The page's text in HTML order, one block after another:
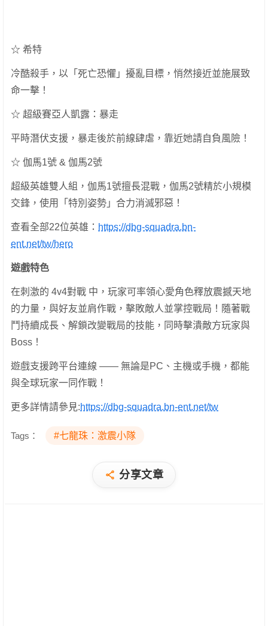
☆ 希特
冷酷殺手，以「死亡恐懼」擾亂目標，悄然接近並施展致
命一擊！
☆ 超級賽亞人凱露：暴走
平時潛伏支援，暴走後於前線肆虐，靠近她請自負風險！
☆ 伽馬1號 & 伽馬2號
超級英雄雙人組，伽馬1號擅長混戰，伽馬2號精於小規模
交鋒，使用「特別姿勢」合力消滅邪惡！
查看全部22位英雄： https://dbg-squadra.bn-
ent.net/tw/hero
遊戲特色
在刺激的 4v4對戰 中，玩家可率領心愛角色釋放震撼天地
的力量，與好友並肩作戰，擊敗敵人並掌控戰局！隨著戰
鬥持續成長、解鎖改變戰局的技能，同時擊潰敵方玩家與
Boss！
遊戲支援跨平台連線 —— 無論是PC、主機或手機，都能
與全球玩家一同作戰！
更多詳情請參見:https://dbg-squadra.bn-ent.net/tw
Tags： #七龍珠：激震小隊
分享文章